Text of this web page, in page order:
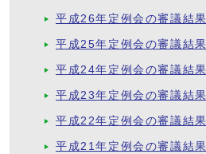
平成26年定例会の審議結果
平成25年定例会の審議結果
平成24年定例会の審議結果
平成23年定例会の審議結果
平成22年定例会の審議結果
平成21年定例会の審議結果